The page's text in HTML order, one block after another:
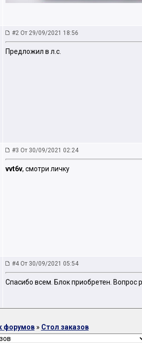
#2 От 29/09/2021 18:56
Предложил в л.с.
#3 От 30/09/2021 02:24
vvt6v, смотри личку
#4 От 30/09/2021 05:54
Спасибо всем. Блок приобретен. Вопрос
форумов» Стол заказов